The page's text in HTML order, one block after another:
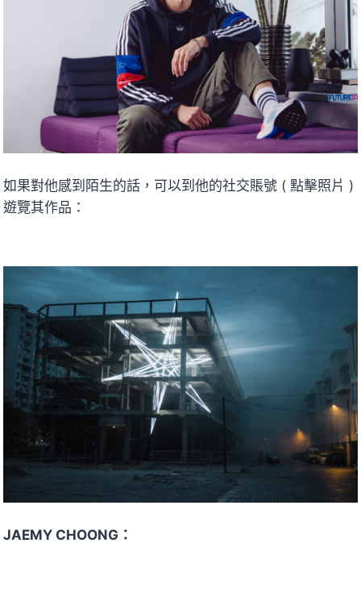
如果對他感到陌生的話，可以到他的社交賬號 ( 點擊照片 )
遊覽其作品：
JAEMY CHOONG：